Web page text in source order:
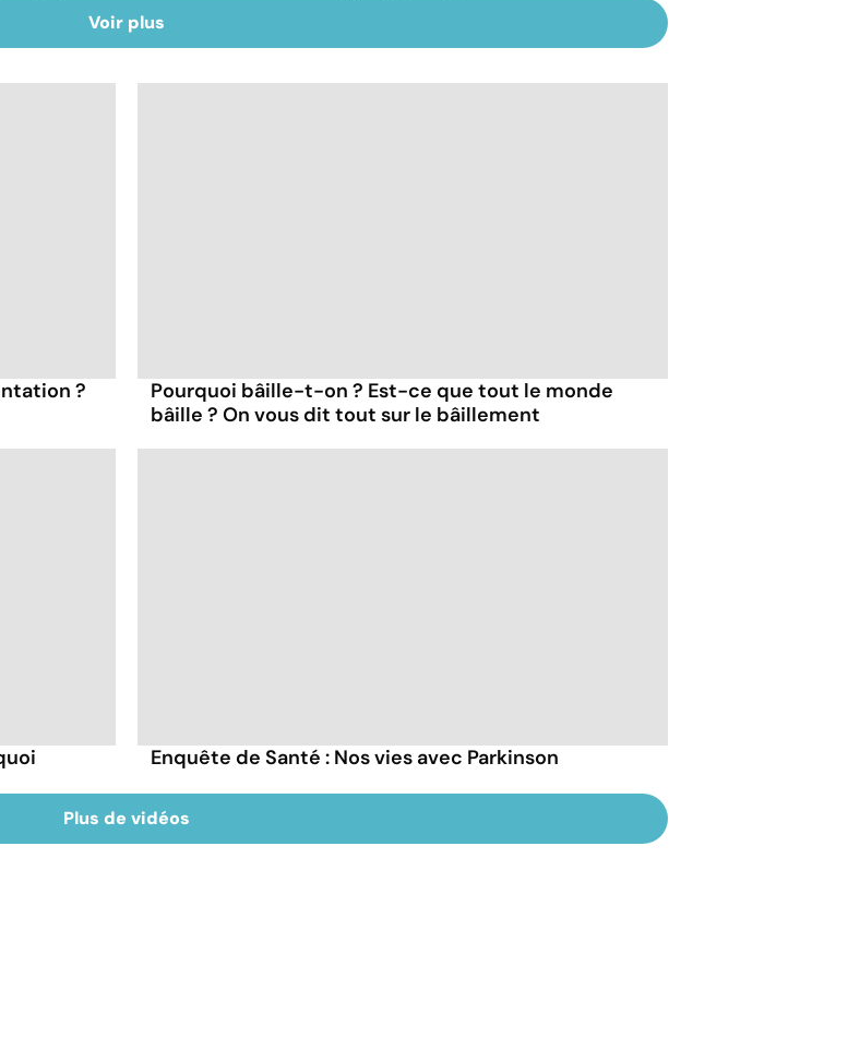
Voir plus
?
Pourquoi bâille-t-on ? Est-ce que tout le monde
bâille ? On vous dit tout sur le bâillement
Enquête de Santé : Nos vies avec Parkinson
Plus de vidéos